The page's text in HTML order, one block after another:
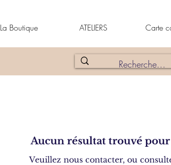
La Boutique ATELIERS Carte
Aucun résultat trouvé
Veuillez nous contacter, ou